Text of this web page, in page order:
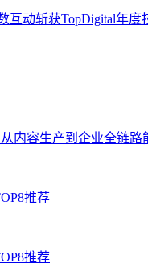
互动斩获TopDigital年度
内容生产到企业全链路
推荐
推荐